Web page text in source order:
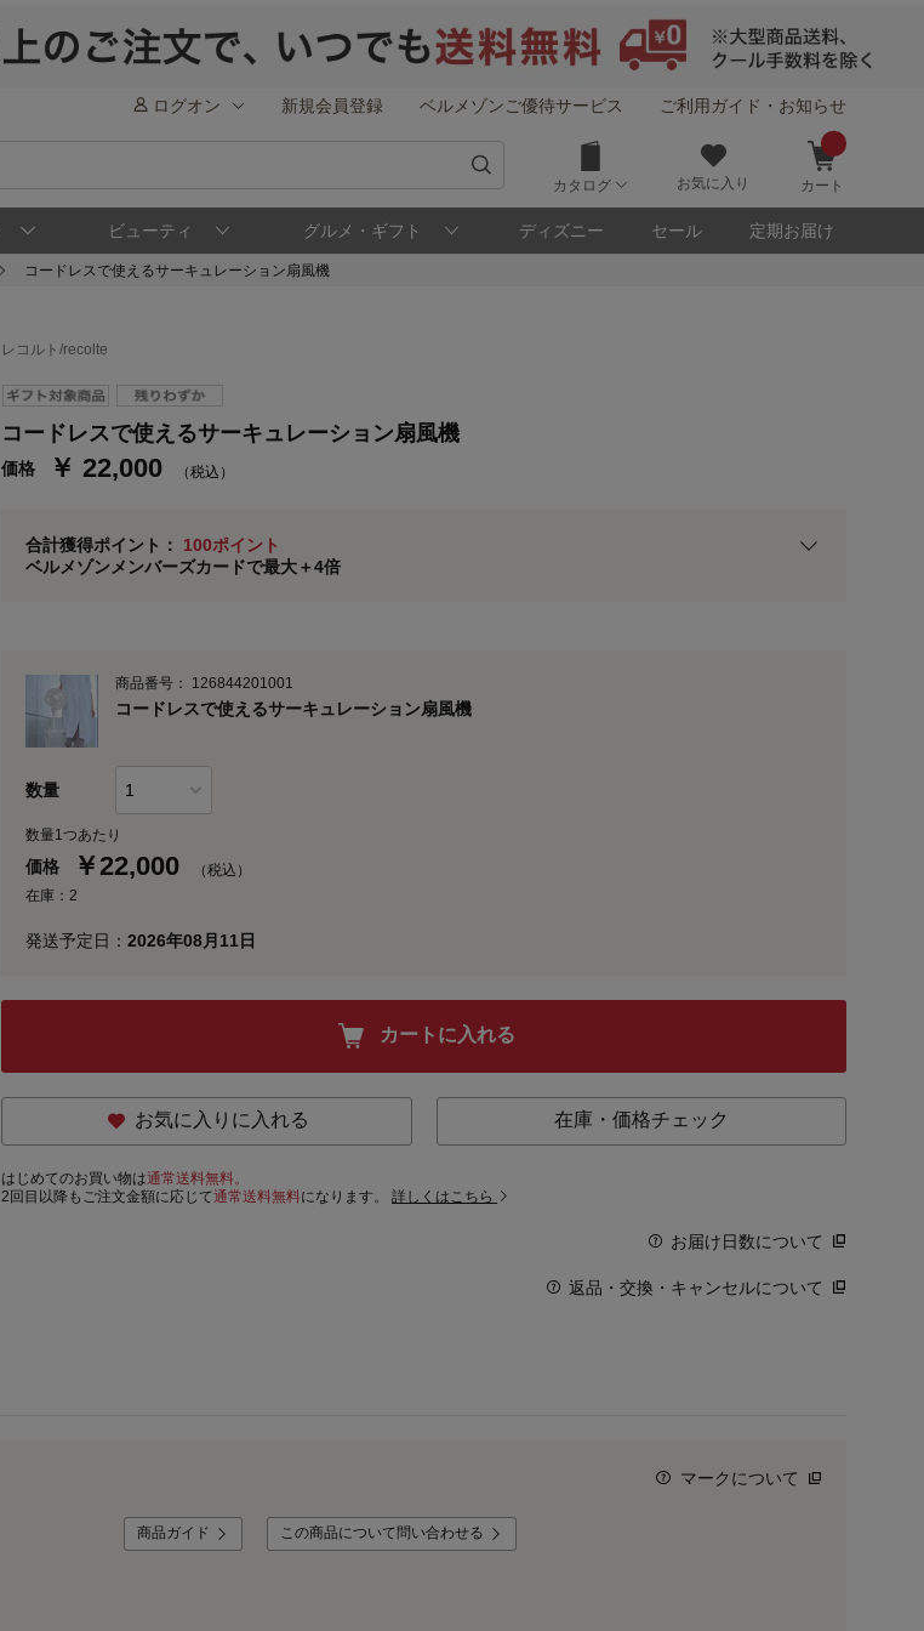
ログオン 新規会員登録 ベルメゾンご優待サービス ご利用ガイド・お知らせ
カタログ お気に入り カート
ビューティ グルメ・ギフト ディズニー セール 定期お届け
コードレスで使えるサーキュレーション扇風機
レコルト/recolte
コードレスで使えるサーキュレーション扇風機
価格 ￥ 22,000 （税込）
合計獲得ポイント： 100ポイント
ベルメゾンメンバーズカードで最大＋4倍
さらにポイント還元最大16倍！
ベルメゾンご優待サービスについて ベルメゾン・ポイントについて
通常商品送料無料 返品引取無料（JCBのみ）
※メンバーズカードの加算ポイントはステージ倍率適用前の基本ポイントに対して適用されます。
商品番号： 126844201001
コードレスで使えるサーキュレーション扇風機
数量
数量1つあたり
価格 ￥22,000
（税込）
在庫：2
発送予定日：2026年08月11日
カートに入れる
お気に入りに入れる 在庫・価格チェック
はじめてのお買い物は通常送料無料。
2回目以降もご注文金額に応じて通常送料無料になります。詳しくはこちら
お届け日数について
返品・交換・キャンセルについて
マークについて
商品ガイド この商品について問い合わせる